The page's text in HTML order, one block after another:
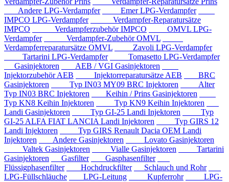
Andere LPG-Verdampfer
Emer LPG-Verdampfer
IMPCO LPG-Verdampfer
Verdampfer-Reparatursätze
IMPCO
Verdampferzubehör IMPCO
OMVL LPG-
Verdampfer
Verdampfer-Zubehör OMVL
Verdampferreparatursätze OMVL
Zavoli LPG-Verdampfer
Tartarini LPG-Verdampfer
Tomasetto LPG-Verdampfer
Gasinjektoren
AEB / VGI Gasinjektoren
Injektorzubehör AEB
Injektorreparatursätze AEB
BRC
Gasinjektoren
Typ IN03 MY09 BRC Injektoren
Alter
Typ IN03 BRC Injektoren
Keihin / Prins Gasinjektoren
Typ KN8 Keihin Injektoren
Typ KN9 Keihin Injektoren
Landi Gasinjektoren
Typ GI-25 Landi Injektoren
Typ
GI-25 ALFA FIAT LANCIA Landi Injektoren
Typ GIRS 12
Landi Injektoren
Typ GIRS Renault Dacia OEM Landi
Injektoren
Andere Gasinjektoren
Lovato Gasinjektoren
Valtek Gasinjektoren
Vialle Gasinjektoren
Tartarini
Gasinjektoren
Gasfilter
Gasphasenfilter
Flüssigphasenfilter
Hochdruckfilter
Schlauch und Rohr
LPG-Füllschläuche
LPG-Leitung Kupferrohr
LPG-